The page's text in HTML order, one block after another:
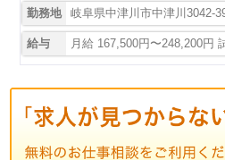
勤務地 岐阜県中津川市中津川3042-
給与 月給 167,500円〜248,200円